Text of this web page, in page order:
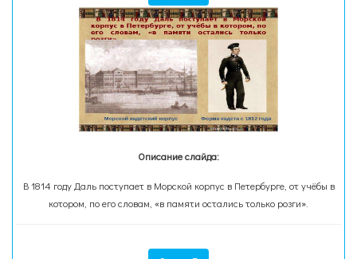
Описание слайда:
В 1814 году Даль поступает в Морской корпус в Петербурге, от учёбы в
котором, по его словам, «в памяти остались только розги».